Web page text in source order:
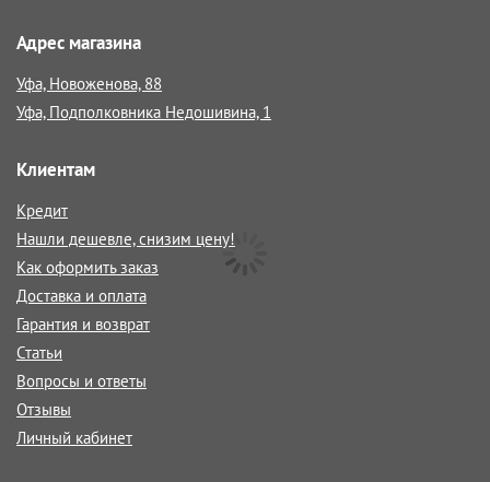
Адрес магазина
Уфа, Новоженова, 88
Уфа, Подполковника Недошивина, 1
Клиентам
Кредит
Нашли дешевле, снизим цену!
Как оформить заказ
Доставка и оплата
Гарантия и возврат
Статьи
Вопросы и ответы
Отзывы
Личный кабинет